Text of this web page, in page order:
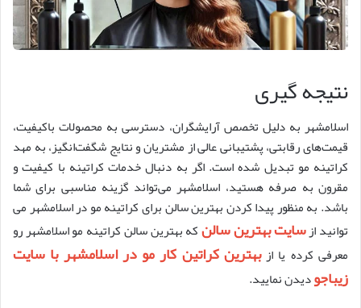
نتیجه‌ گیری
اسلامشهر به دلیل تخصص آرایشگران، دسترسی به محصولات باکیفیت،
قیمت‌های رقابتی، پشتیبانی عالی از مشتریان و نتایج شگفت‌انگیز، به مهد
کراتینه مو تبدیل شده است. اگر به دنبال خدمات کراتینه با کیفیت و
مقرون به صرفه هستید، اسلامشهر می‌تواند گزینه مناسبی برای شما
باشد. به منظور پیدا کردن بهترین سالن برای کراتینه مو در اسلامشهر می
توانید ازسایت بهترین سالنکه بهترین سالن کراتینه مو اسلامشهر رو
معرفی کرده یا ازبهترین کراتین کار مو در اسلامشهر با سایت
زیباجودیدن نمایید.